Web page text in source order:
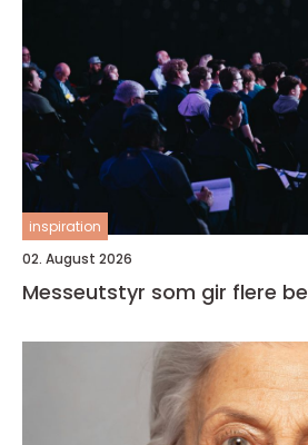
inspiration
02. August 2026
Messeutstyr som gir flere